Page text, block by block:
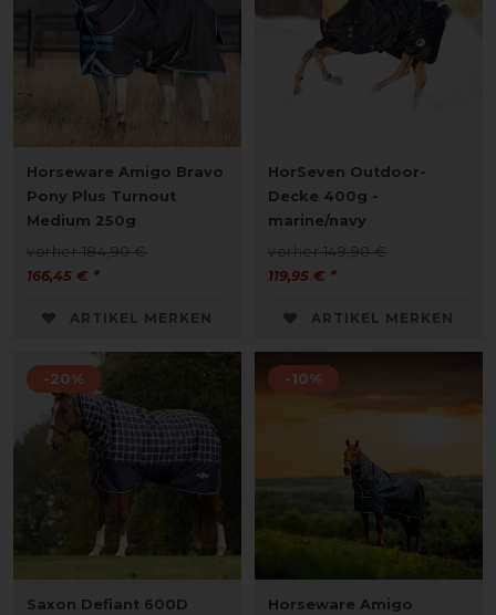
Horseware Amigo Bravo
Pony Plus Turnout
Medium 250g
vorher 184,90 €
166,45 € *
ARTIKEL MERKEN
HorSeven Outdoor-
Decke 400g -
marine/navy
vorher 149,90 €
119,95 € *
ARTIKEL MERKEN
-20%
Saxon Defiant 600D
-10%
Horseware Amigo